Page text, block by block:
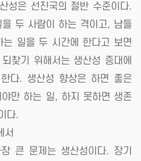
성은 선진국의 절반 수준이다.
두 사람이 하는 격이고, 남들
는 일을 두 시간에 한다고 보면
찾기 위해서는 생산성 증대에
다. 생산성 향상은 하면 좋은
만 하는 일, 하지 못하면 생존
다.
서
큰 문제는 생산성이다. 장기